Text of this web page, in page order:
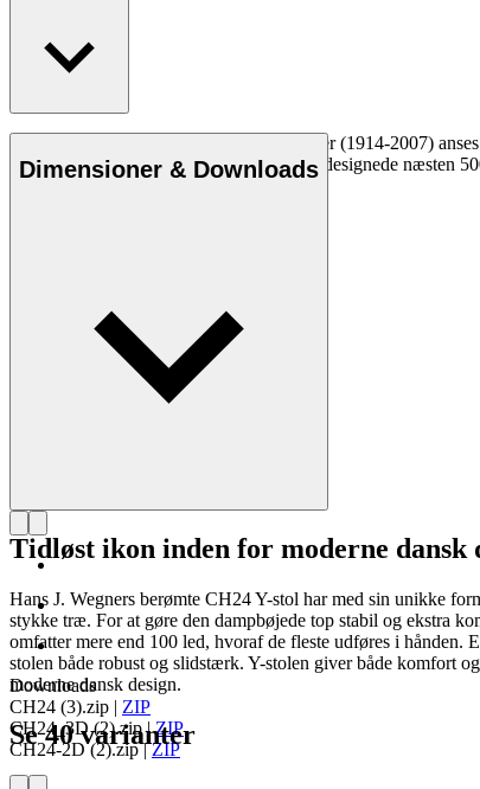
Den danske møbeldesigner Hans J. Wegner (1914-2007)
kompromisløse tilgang til design. Wegner designede næsten
Dimensioner & Downloads
Downloads
CH24 (3).zip | ZIP
CH24_3D (2).zip|ZIP
CH24-2D (2).zip|ZIP
Tidløst ikon inden for moderne dansk
Hans J. Wegners berømte CH24 Y-stol har med sin unikke
stykke træ. For at gøre den dampbøjede top stabil og ekstra
omfatter mere end 100 led, hvoraf de fleste udføres i
stolen både robust og slidstærk. Y-stolen giver både komfort
moderne dansk design.
Se 40 varianter